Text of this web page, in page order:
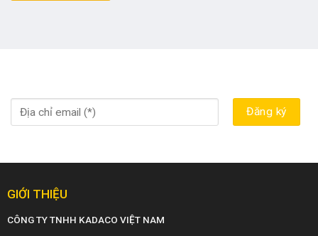
GIỚI THIỆU
CÔNG TY TNHH KADACO VIỆT NAM